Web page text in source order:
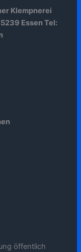
Klempnerei
Essen Tel:
öffentlich